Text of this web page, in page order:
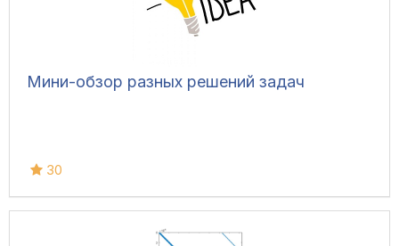
Мини-обзор разных решений задач
30